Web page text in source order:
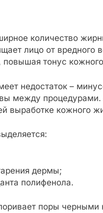
количество
лицо от вредного
тонус
недостаток –
между процедурами.
выработке кожного
дермы;
полифенола.
поры